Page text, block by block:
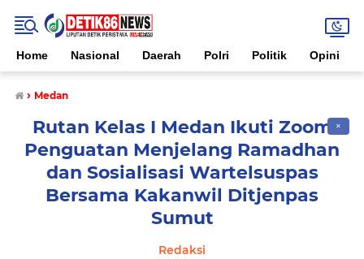
Home Nasional Daerah Polri Politik Opini
› Medan
✕
Rutan Kelas I Medan Ikuti Zoom
Penguatan Menjelang Ramadhan
dan Sosialisasi Wartelsuspas
Bersama Kakanwil Ditjenpas
Sumut
Redaksi